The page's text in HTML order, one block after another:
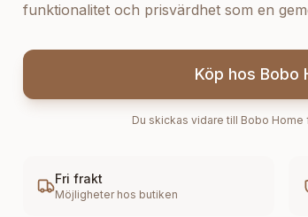
funktionalitet och prisvärdhet som en
Köp hos Bobo
Du skickas vidare till Bobo Home
Fri frakt
Möjligheter hos butiken